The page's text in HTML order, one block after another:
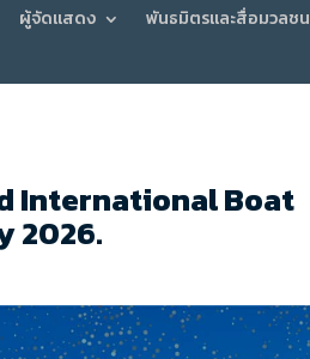
ผู้จัดแสดง พันธมิตรและสื่อมวลชน
International Boat
2026.